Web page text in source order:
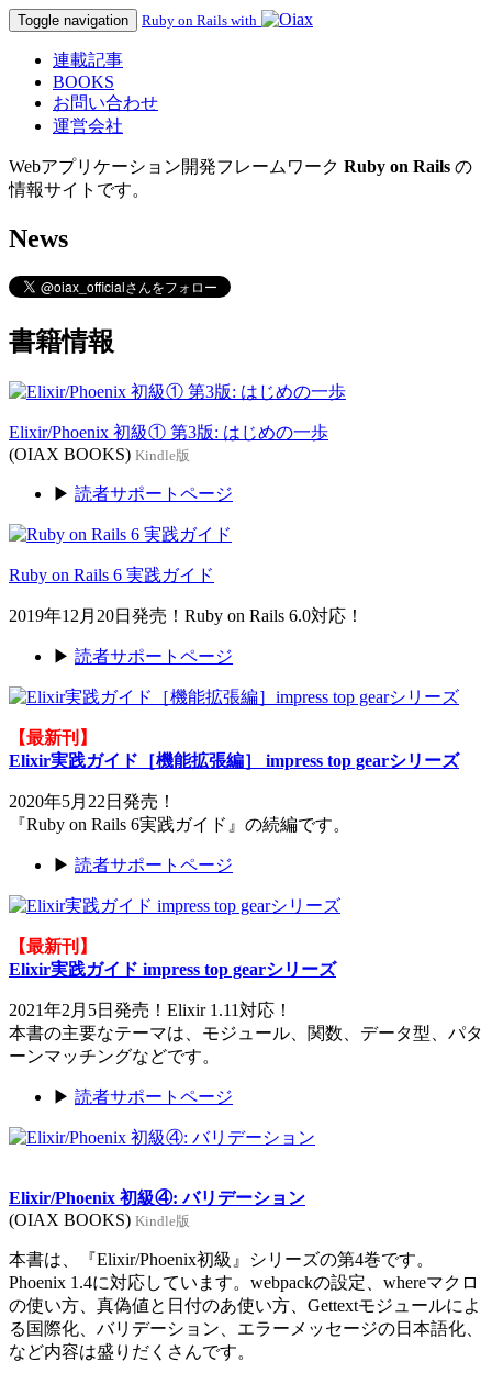
Toggle navigation Ruby on Rails with
連載記事
BOOKS
お問い合わせ
運営会社
Webアプリケーション開発フレームワーク Ruby on Rails の
情報サイトです。
News
書籍情報
Elixir/Phoenix 初級① 第3版: はじめの一歩
(OIAX BOOKS) Kindle版
▶ 読者サポートページ
Ruby on Rails 6 実践ガイド
2019年12月20日発売！Ruby on Rails 6.0対応！
▶ 読者サポートページ
【最新刊】
Elixir実践ガイド［機能拡張編］ impress top gearシリーズ
2020年5月22日発売！
『Ruby on Rails 6実践ガイド』の続編です。
▶ 読者サポートページ
【最新刊】
Elixir実践ガイド impress top gearシリーズ
2021年2月5日発売！Elixir 1.11対応！
本書の主要なテーマは、モジュール、関数、データ型、パタ
ーンマッチングなどです。
▶ 読者サポートページ
Elixir/Phoenix 初級④: バリデーション
(OIAX BOOKS) Kindle版
本書は、『Elixir/Phoenix初級』シリーズの第4巻です。
Phoenix 1.4に対応しています。webpackの設定、whereマクロ
の使い方、真偽値と日付のあ使い方、Gettextモジュールによ
る国際化、バリデーション、エラーメッセージの日本語化、
など内容は盛りだくさんです。